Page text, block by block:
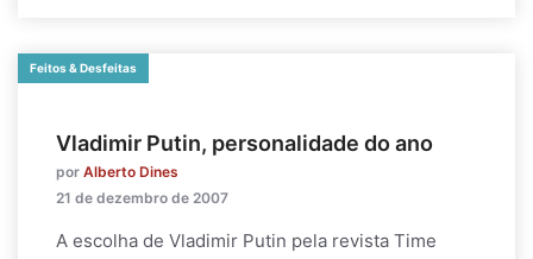
Feitos & Desfeitas
Vladimir Putin, personalidade do ano
por Alberto Dines
21 de dezembro de 2007
A escolha de Vladimir Putin pela revista Time